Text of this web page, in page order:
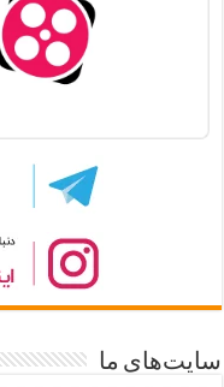
سایت‌های ما